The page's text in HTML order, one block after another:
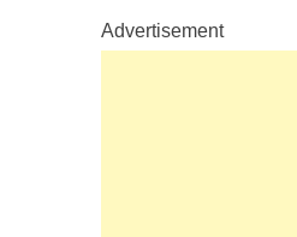
Advertisement